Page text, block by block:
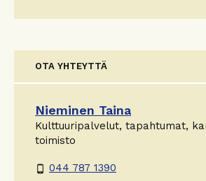
OTA YHTEYTTÄ
Nieminen Taina
Kulttuuripalvelut, tapahtumat,
toimisto
phone_android 044 787 1390